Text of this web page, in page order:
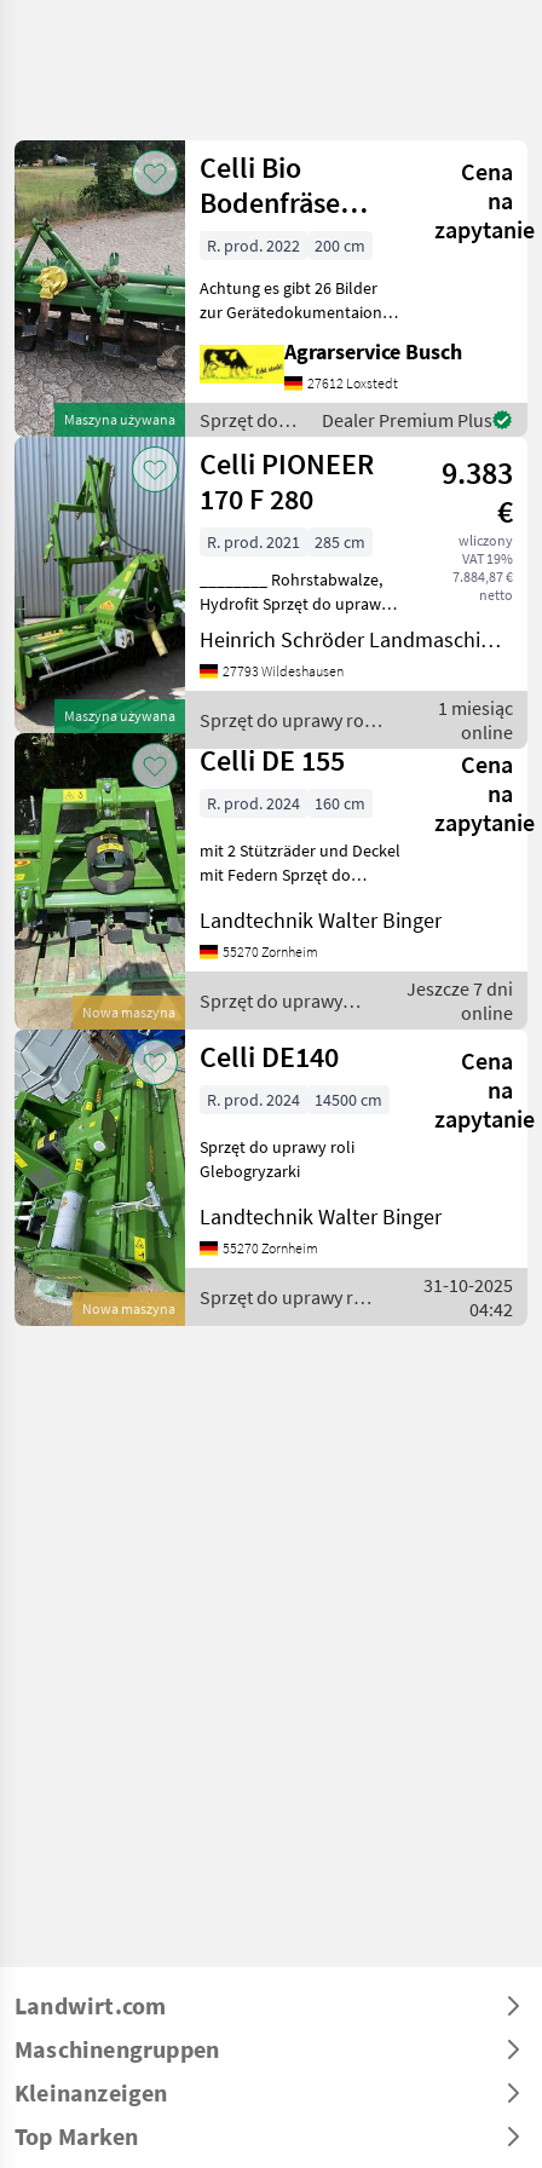
Maszyna używana
Celli Bio
Bodenfräse
Keine Maschio
Bodenfräse 2
Cena
na
zapytanie
R. prod. 2022
200 cm
Achtung es gibt 26 Bilder
zur Gerätedokumentaion
Tex
Agrarservice Busch
27612 Loxstedt
Sprzęt do
uprawy roli /
Celli
Dealer Premium Plus
Maszyna używana
Celli PIONEER
170 F 280
9.383
€
wliczony
VAT 19%
7.884,87 €
netto
R. prod. 2021
285 cm
________ Rohrstabwalze,
Hydrofit Sprzęt do uprawy
roli Glebogryzarki
Heinrich Schröder Landmaschinen KG Wildeshausen
27793 Wildeshausen
Sprzęt do uprawy roli
/ Celli
1 miesiąc
online
Nowa maszyna
Celli DE 155
Cena
na
zapytanie
R. prod. 2024 160 cm
mit 2 Stützräder und Deckel
mit Federn Sprzęt do
Landtechnik Walter Binger
55270 Zornheim
Sprzęt do uprawy
roli / Celli
Jeszcze 7 dni
online
Nowa maszyna
Celli DE140
Cena
na
zapytanie
R. prod. 2024 14500 cm
Sprzęt do uprawy roli
Glebogryzarki
Landtechnik Walter Binger
55270 Zornheim
Sprzęt do uprawy roli
/ Celli
31-10-2025
04:42
Landwirt.com
Maschinengruppen
Kleinanzeigen
Top Marken